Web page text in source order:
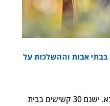
אבות וההשלכות על
קחו בחשבון את התרחיש הבא. ישנם 30 קשישים בבית